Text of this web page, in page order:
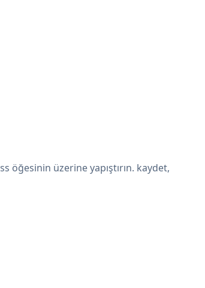
üzerine yapıştırın. kaydet,